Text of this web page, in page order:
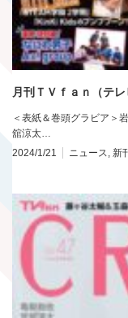
月刊ＴＶｆａｎ（テ
＜表紙＆巻頭グラビア＞
舘涼太…
2024/1/21
ニュース, 新